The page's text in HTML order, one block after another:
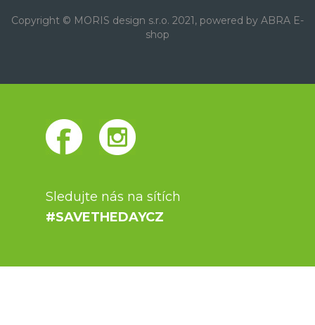
Copyright © MORIS design s.r.o. 2021, powered by ABRA E-
shop
Sledujte nás na sítích
#SAVETHEDAYCZ